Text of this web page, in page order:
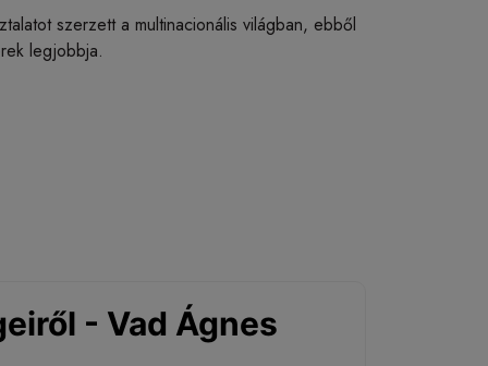
szerzett a multinacionális világban, ebből
legjobbja.